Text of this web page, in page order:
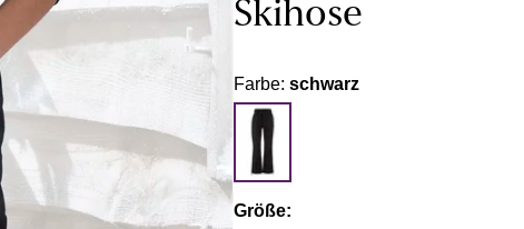
Skihose
Farbe: schwarz
Größe: